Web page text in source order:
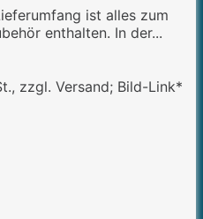
ist alles zum
enthalten. In der...
zzgl. Versand; Bild-Link*